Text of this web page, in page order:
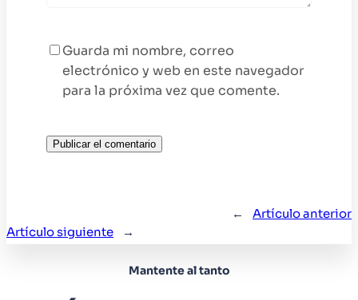
Guarda mi nombre, correo
electrónico y web en este navegador
para la próxima vez que comente.
←
Artículo anterior
Artículo siguiente
→
Mantente al tanto